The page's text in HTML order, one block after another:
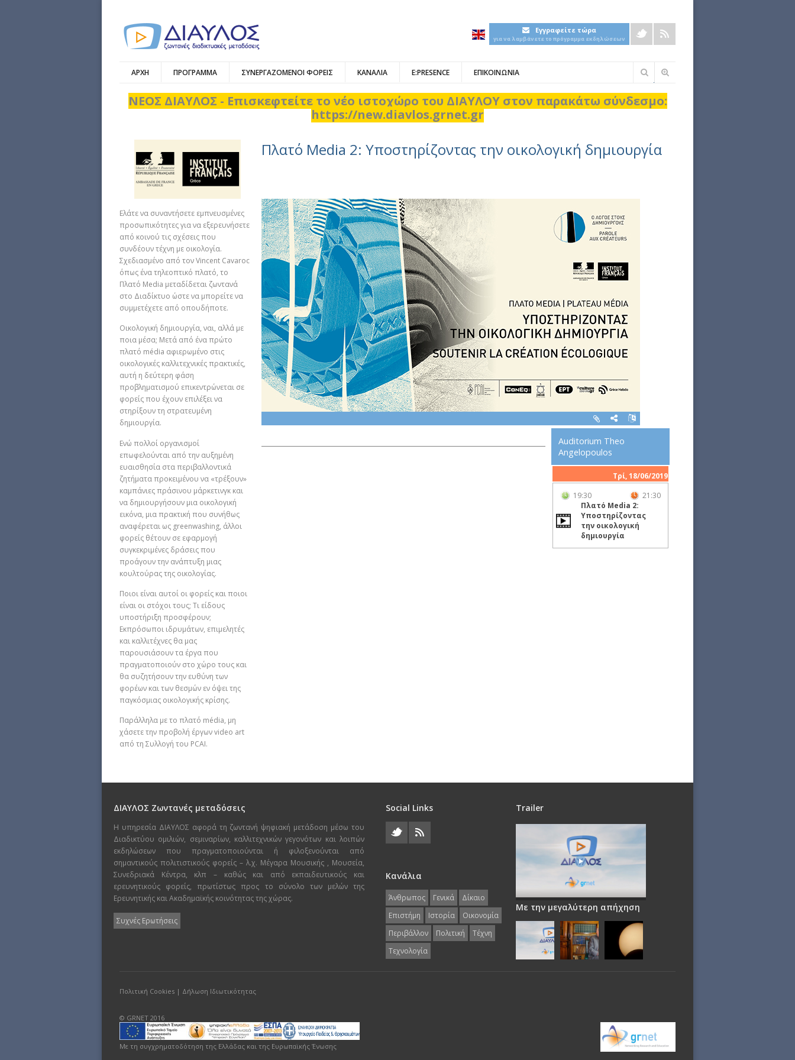
Εγγραφείτε τώρα
για να λαμβάνετε το πρόγραμμα εκδηλώσεων
ΑΡΧΗ ΠΡΟΓΡΑΜΜΑ ΣΥΝΕΡΓΑΖΟΜΕΝΟΙ ΦΟΡΕΙΣ ΚΑΝΑΛΙΑ E:PRESENCE ΕΠΙΚΟΙΝΩΝΙΑ
Φόρμα
αναζήτησης
ΝΕΟΣ ΔΙΑΥΛΟΣ - Επισκεφτείτε το νέο ιστοχώρο του ΔΙΑΥΛΟΥ στον παρακάτω σύνδεσμο:
https://new.diavlos.grnet.gr
Πλατό Media 2: Υποστηρίζοντας την οικολογική δημιουργία
Ελάτε να συναντήσετε εμπνευσμένες
προσωπικότητες για να εξερευνήσετε
από κοινού τις σχέσεις που
συνδέουν τέχνη με οικολογία.
Σχεδιασμένο από τον Vincent Cavaroc
όπως ένα τηλεοπτικό πλατό, το
Πλατό Media μεταδίδεται ζωντανά
στο Διαδίκτυο ώστε να μπορείτε να
συμμετέχετε από οπουδήποτε.
Οικολογική δημιουργία, ναι, αλλά με
ποια μέσα; Μετά από ένα πρώτο
πλατό média αφιερωμένο στις
οικολογικές καλλιτεχνικές πρακτικές,
αυτή η δεύτερη φάση
προβληματισμού επικεντρώνεται σε
φορείς που έχουν επιλέξει να
στηρίξουν τη στρατευμένη
δημιουργία.
Ενώ πολλοί οργανισμοί
επωφελούνται από την αυξημένη
ευαισθησία στα περιβαλλοντικά
ζητήματα προκειμένου να «τρέξουν»
καμπάνιες πράσινου μάρκετινγκ και
να δημιουργήσουν μια οικολογική
εικόνα, μια πρακτική που συνήθως
αναφέρεται ως greenwashing, άλλοι
φορείς θέτουν σε εφαρμογή
συγκεκριμένες δράσεις που
προάγουν την ανάπτυξη μιας
κουλτούρας της οικολογίας.
Ποιοι είναι αυτοί οι φορείς και ποιοι
είναι οι στόχοι τους; Τι είδους
υποστήριξη προσφέρουν;
Εκπρόσωποι ιδρυμάτων, επιμελητές
και καλλιτέχνες θα μας
παρουσιάσουν τα έργα που
πραγματοποιούν στο χώρο τους και
θα συζητήσουν την ευθύνη των
φορέων και των θεσμών εν όψει της
παγκόσμιας οικολογικής κρίσης.
Παράλληλα με το πλατό média, μη
χάσετε την προβολή έργων video art
από τη Συλλογή του PCAI.
Auditorium Theo
Angelopoulos
Τρί, 18/06/2019
19:30
21:30
Πλατό Media 2:
Υποστηρίζοντας
την οικολογική
δημιουργία
ΔΙΑΥΛΟΣ Ζωντανές μεταδόσεις
Η υπηρεσία ΔΙΑΥΛΟΣ αφορά τη ζωντανή ψηφιακή μετάδοση μέσω του
Διαδικτύου ομιλιών, σεμιναρίων, καλλιτεχνικών γεγονότων και λοιπών
εκδηλώσεων που πραγματοποιούνται ή φιλοξενούνται από
σημαντικούς πολιτιστικούς φορείς – λ.χ. Μέγαρα Μουσικής , Μουσεία,
Συνεδριακά Κέντρα, κλπ – καθώς και από εκπαιδευτικούς και
ερευνητικούς φορείς, πρωτίστως προς το σύνολο των μελών της
Ερευνητικής και Ακαδημαϊκής κοινότητας της χώρας.
Συχνές Ερωτήσεις
Social Links
Κανάλια
Άνθρωπος Γενικά
Δίκαιο
Επιστήμη
Ιστορία
Οικονομία
Περιβάλλον
Πολιτική
Τέχνη
Τεχνολογία
Trailer
Με την μεγαλύτερη απήχηση
Πολιτική Cookies | Δήλωση Ιδιωτικότητας
© GRNET 2016
Με τη συγχρηματοδότηση της Ελλάδας και της Ευρωπαϊκής Ένωσης